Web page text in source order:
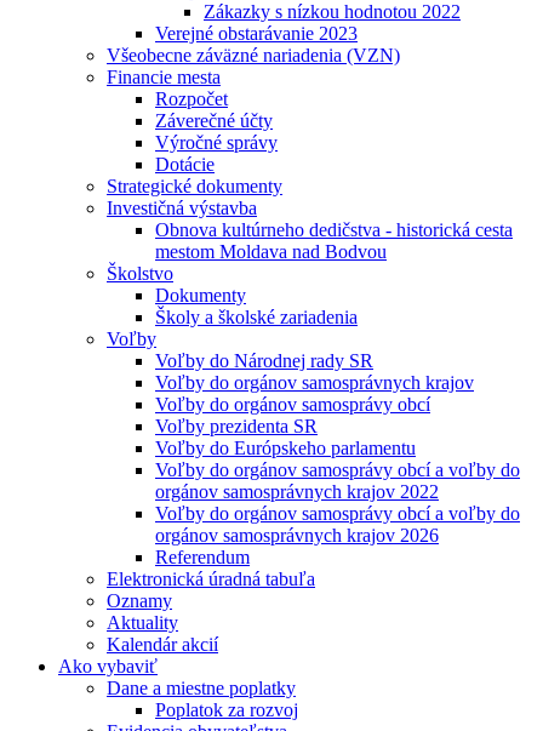
Zákazky s nízkou hodnotou 2022
Verejné obstarávanie 2023
Všeobecne záväzné nariadenia (VZN)
Financie mesta
Rozpočet
Záverečné účty
Výročné správy
Dotácie
Strategické dokumenty
Investičná výstavba
Obnova kultúrneho dedičstva - historická cesta
mestom Moldava nad Bodvou
Školstvo
Dokumenty
Školy a školské zariadenia
Voľby
Voľby do Národnej rady SR
Voľby do orgánov samosprávnych krajov
Voľby do orgánov samosprávy obcí
Voľby prezidenta SR
Voľby do Európskeho parlamentu
Voľby do orgánov samosprávy obcí a voľby do
orgánov samosprávnych krajov 2022
Voľby do orgánov samosprávy obcí a voľby do
orgánov samosprávnych krajov 2026
Referendum
Elektronická úradná tabuľa
Oznamy
Aktuality
Kalendár akcií
Ako vybaviť
Dane a miestne poplatky
Poplatok za rozvoj